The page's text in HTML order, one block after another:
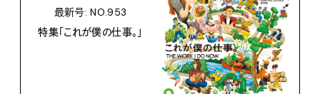
最新号: NO.953
特集「これが僕の仕事。」